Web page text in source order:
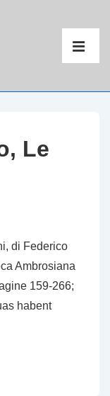
Le
, di Federico
Ambrosiana
159-266;
habent